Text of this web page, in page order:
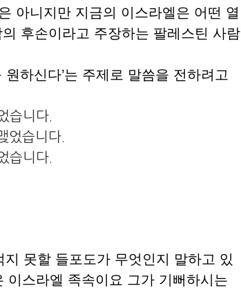
아니지만 지금의 이스라엘은 어떤 열
후손이라고 주장하는 팔레스틴 사람
하신다’는 주제로 말씀을 전하려고
습니다.
었습니다.
습니다.
못할 들포도가 무엇인지 말하고 있
이스라엘 족속이요 그가 기뻐하시는